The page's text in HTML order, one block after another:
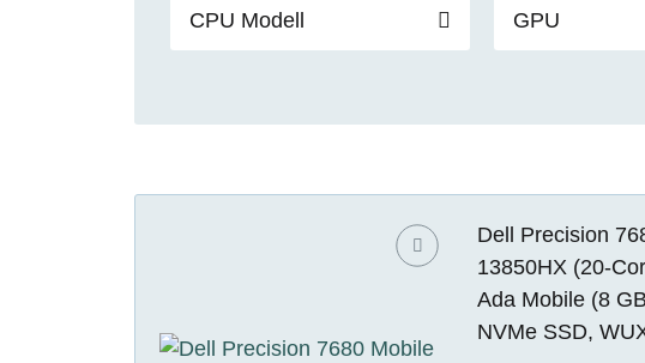
CPU Modell GPU
Dell Precision
13850HX (20-
Ada Mobile (8
NVMe SSD,